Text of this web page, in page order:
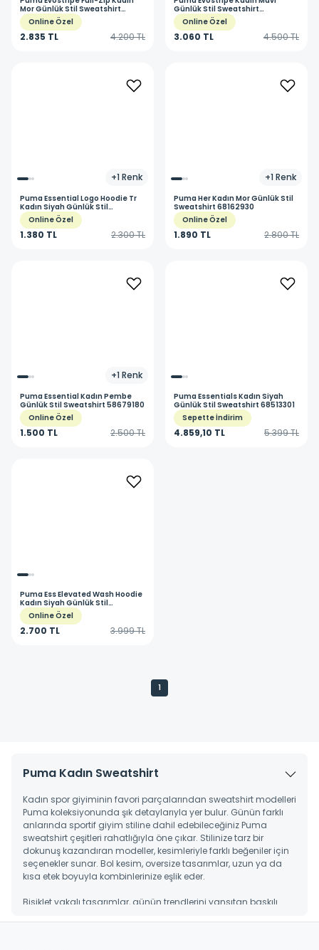
Mor Günlük Stil Sweatshirt
68167030
Online Özel
2.835 TL 4.200 TL
Günlük Stil Sweatshirt
68505047
Online Özel
3.060 TL 4.500 TL
+1 Renk
PumaEssential Logo Hoodie Tr
Kadın Siyah Günlük Stil
Sweatshirt 58679101
Online Özel
1.380 TL 2.300 TL
+1 Renk
PumaHer Kadın Mor Günlük Stil
Sweatshirt 68162930
Online Özel
1.890 TL 2.800 TL
+1 Renk
PumaEssential Kadın Pembe
Günlük Stil Sweatshirt 58679180
Online Özel
1.500 TL 2.500 TL
PumaEssentials Kadın Siyah
Günlük Stil Sweatshirt 68513301
Sepette İndirim
4.859,10 TL 5.399 TL
PumaEss Elevated Wash Hoodie
Kadın Siyah Günlük Stil
Sweatshirt 68810301
Online Özel
2.700 TL 3.999 TL
1
Puma Kadın Sweatshirt
Kadın spor giyiminin favori parçalarından sweatshirt modelleri
Puma koleksiyonunda şık detaylarıyla yer bulur. Günün farklı
anlarında sportif giyim stiline dahil edebileceğiniz Puma
sweatshirt çeşitleri rahatlığıyla öne çıkar. Stilinize tarz bir
dokunuş kazandıran modeller, kesimleriyle farklı beğeniler için
seçenekler sunar. Bol kesim, oversize tasarımlar, uzun ya da
kısa etek boyuyla kombinlerinize eşlik eder.
Bisiklet yakalı tasarımlar, günün trendlerini yansıtan baskılı